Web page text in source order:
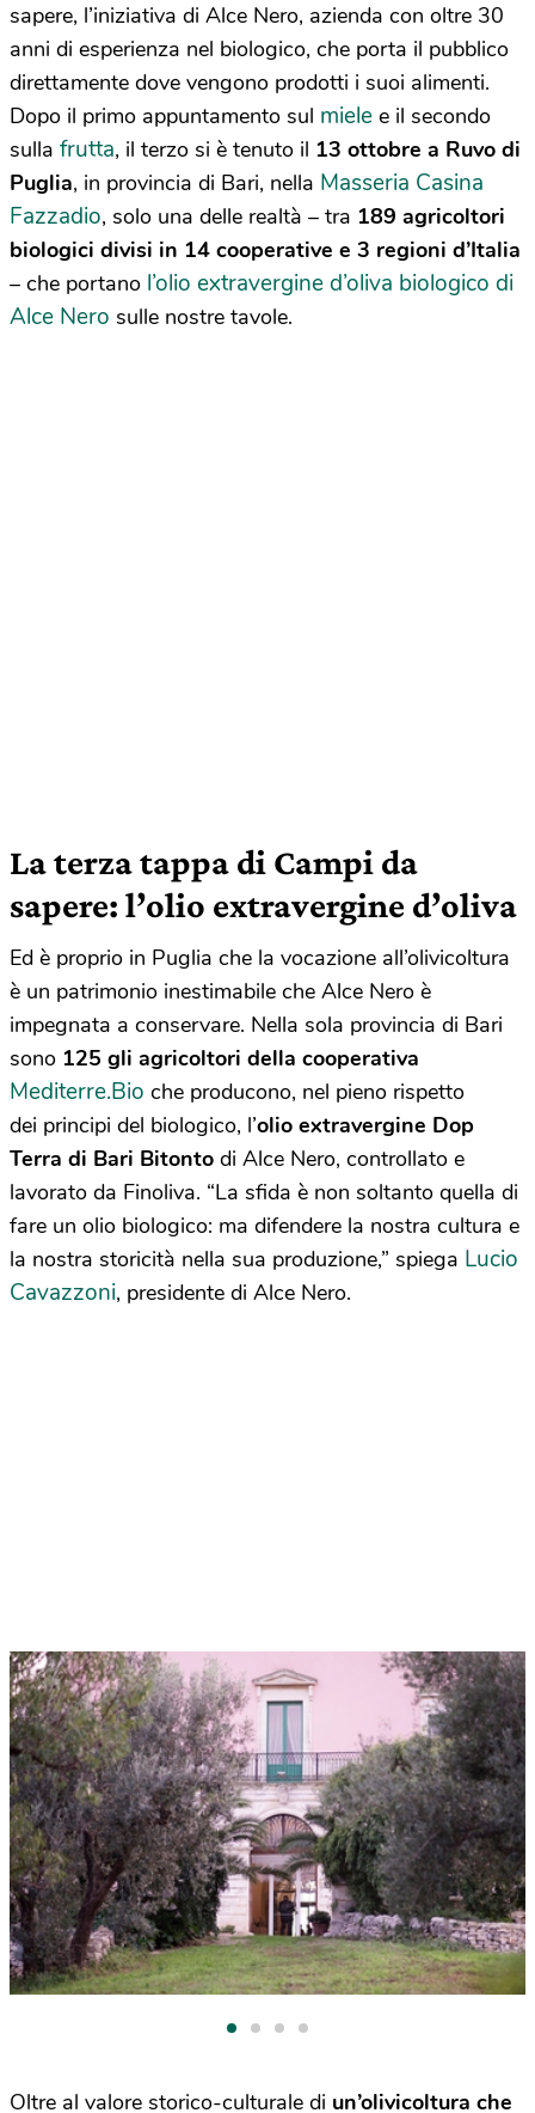
sapere, l’iniziativa di Alce Nero, azienda con oltre 30
anni di esperienza nel biologico, che porta il pubblico
direttamente dove vengono prodotti i suoi alimenti.
Dopo il primo appuntamento sul miele e il secondo
sulla frutta, il terzo si è tenuto il 13 ottobre a Ruvo di
Puglia, in provincia di Bari, nella Masseria Casina
Fazzadio, solo una delle realtà – tra 189 agricoltori
biologici divisi in 14 cooperative e 3 regioni d’Italia
– che portano l’olio extravergine d’oliva biologico di
Alce Nero sulle nostre tavole.
La terza tappa di Campi da
sapere: l’olio extravergine d’oliva
Ed è proprio in Puglia che la vocazione all’olivicoltura
è un patrimonio inestimabile che Alce Nero è
impegnata a conservare. Nella sola provincia di Bari
sono 125 gli agricoltori della cooperativa
Mediterre.Bio che producono, nel pieno rispetto
dei principi del biologico, l’olio extravergine Dop
Terra di Bari Bitonto di Alce Nero, controllato e
lavorato da Finoliva. “La sfida è non soltanto quella di
fare un olio biologico: ma difendere la nostra cultura e
la nostra storicità nella sua produzione,” spiega Lucio
Cavazzoni, presidente di Alce Nero.
Oltre al valore storico-culturale di un’olivicoltura che